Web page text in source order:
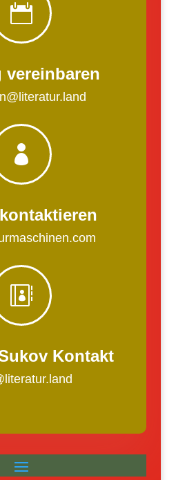

vereinbaren


Kontakt